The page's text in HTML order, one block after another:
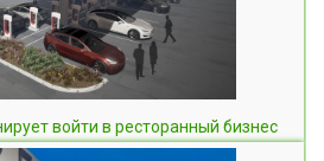
войти в ресторанный бизнес